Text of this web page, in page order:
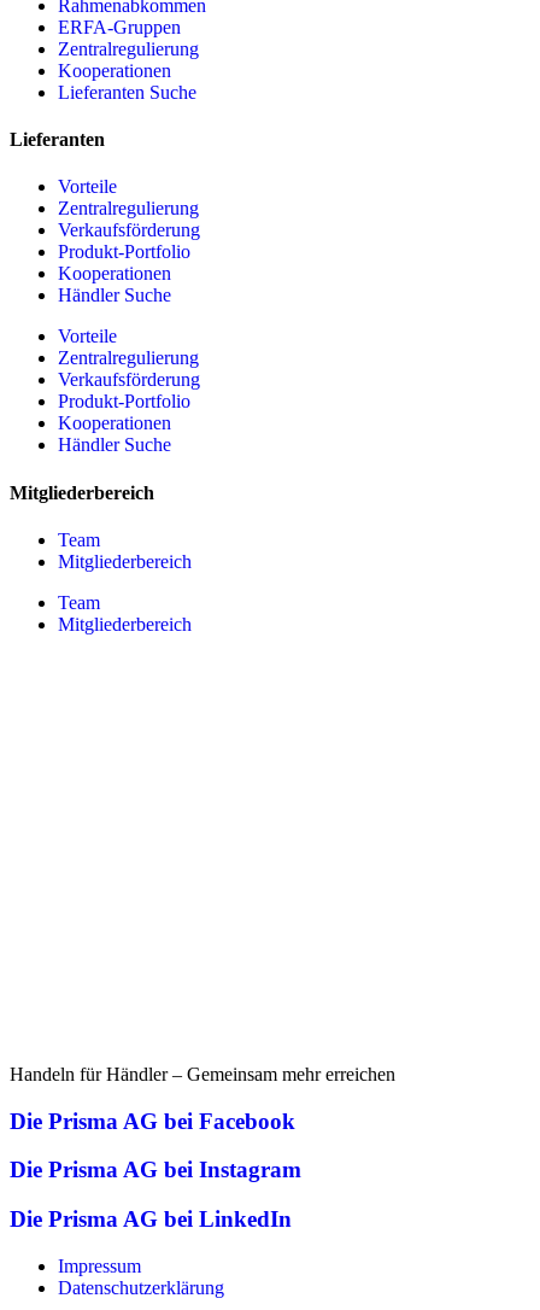
Rahmenabkommen
ERFA-Gruppen
Zentralregulierung
Kooperationen
Lieferanten Suche
Lieferanten
Vorteile
Zentralregulierung
Verkaufsförderung
Produkt-Portfolio
Kooperationen
Händler Suche
Vorteile
Zentralregulierung
Verkaufsförderung
Produkt-Portfolio
Kooperationen
Händler Suche
Mitgliederbereich
Team
Mitgliederbereich
Team
Mitgliederbereich
Handeln für Händler – Gemeinsam mehr erreichen
Die Prisma AG bei Facebook
Die Prisma AG bei Instagram
Die Prisma AG bei LinkedIn
Impressum
Datenschutzerklärung